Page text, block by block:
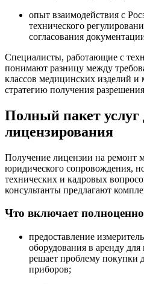
опыт взаимодействия с
технического
согласования
Специалисты, работающие с
понимают разницу между
классов медицинских изделий и
стратегию получения
Полный пакет услуг
лицензирования
Получение лицензии на ремонт
юридического сопровождения,
технических и кадровых
консультанты предлагают
Что включает
предоставление
оборудования в аренду
решает проблему покупки
приборов;